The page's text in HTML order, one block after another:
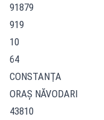
91879
919
10
64
CONSTANŢA
ORAŞ NĂVODARI
43810